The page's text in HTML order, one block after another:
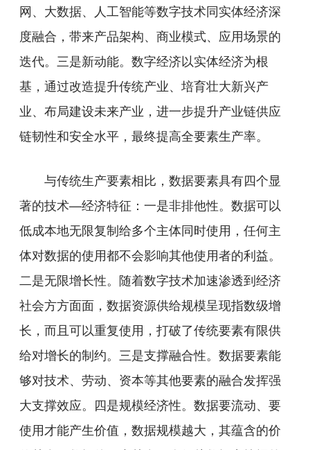
网、大数据、人工智能等数字技术同实体经济深
度融合，带来产品架构、商业模式、应用场景的
迭代。三是新动能。数字经济以实体经济为根
基，通过改造提升传统产业、培育壮大新兴产
业、布局建设未来产业，进一步提升产业链供应
链韧性和安全水平，最终提高全要素生产率。
与传统生产要素相比，数据要素具有四个显
著的技术—经济特征：一是非排他性。数据可以
低成本地无限复制给多个主体同时使用，任何主
体对数据的使用都不会影响其他使用者的利益。
二是无限增长性。随着数字技术加速渗透到经济
社会方方面面，数据资源供给规模呈现指数级增
长，而且可以重复使用，打破了传统要素有限供
给对增长的制约。三是支撑融合性。数据要素能
够对技术、劳动、资本等其他要素的融合发挥强
大支撑效应。四是规模经济性。数据要流动、要
使用才能产生价值，数据规模越大，其蕴含的价